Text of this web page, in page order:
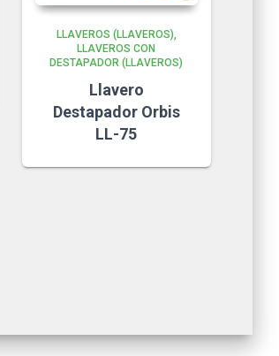
LLAVEROS (LLAVEROS)
LLAVEROS CON
DESTAPADOR (LLAVEROS)
Llavero
Destapador Orbis
LL-75